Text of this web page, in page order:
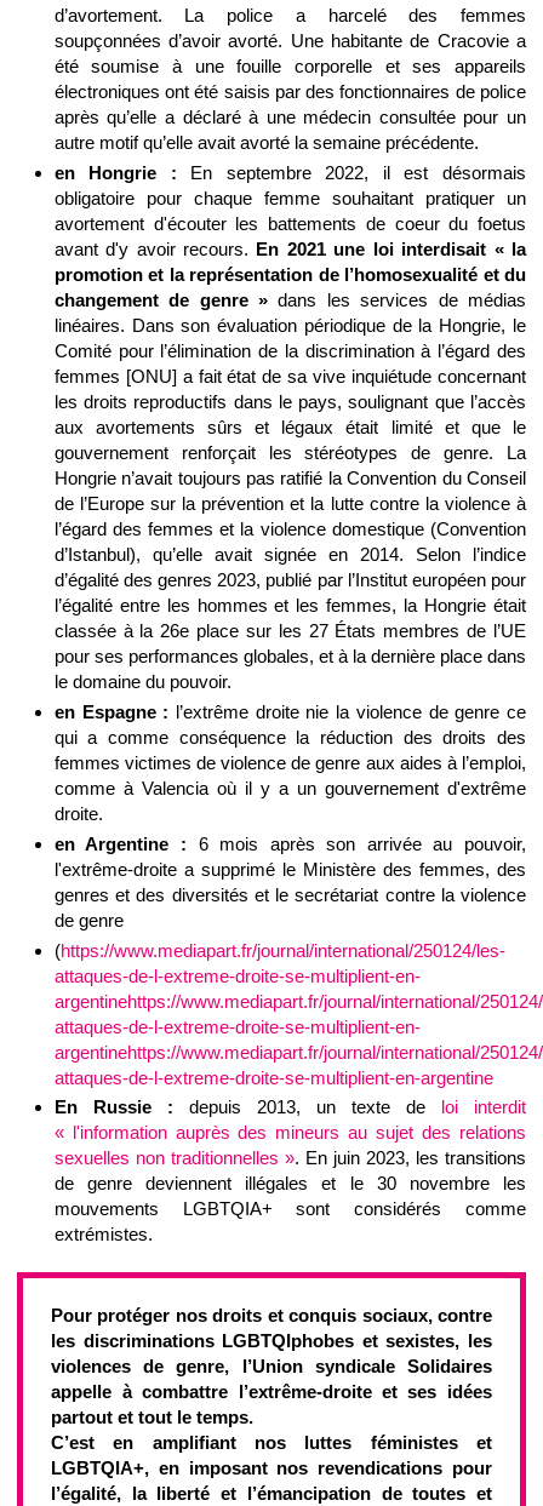
d’avortement. La police a harcelé des femmes
soupçonnées d’avoir avorté. Une habitante de Cracovie a
été soumise à une fouille corporelle et ses appareils
électroniques ont été saisis par des fonctionnaires de police
après qu’elle a déclaré à une médecin consultée pour un
autre motif qu’elle avait avorté la semaine précédente.
en Hongrie : En septembre 2022, il est désormais
obligatoire pour chaque femme souhaitant pratiquer un
avortement d'écouter les battements de coeur du foetus
avant d'y avoir recours. En 2021 une loi interdisait « la
promotion et la représentation de l’homosexualité et du
changement de genre » dans les services de médias
linéaires. Dans son évaluation périodique de la Hongrie, le
Comité pour l’élimination de la discrimination à l’égard des
femmes [ONU] a fait état de sa vive inquiétude concernant
les droits reproductifs dans le pays, soulignant que l’accès
aux avortements sûrs et légaux était limité et que le
gouvernement renforçait les stéréotypes de genre. La
Hongrie n’avait toujours pas ratifié la Convention du Conseil
de l’Europe sur la prévention et la lutte contre la violence à
l’égard des femmes et la violence domestique (Convention
d’Istanbul), qu’elle avait signée en 2014. Selon l’indice
d’égalité des genres 2023, publié par l’Institut européen pour
l’égalité entre les hommes et les femmes, la Hongrie était
classée à la 26e place sur les 27 États membres de l’UE
pour ses performances globales, et à la dernière place dans
le domaine du pouvoir.
en Espagne : l’extrême droite nie la violence de genre ce
qui a comme conséquence la réduction des droits des
femmes victimes de violence de genre aux aides à l’emploi,
comme à Valencia où il y a un gouvernement d'extrême
droite.
en Argentine : 6 mois après son arrivée au pouvoir,
l'extrême-droite a supprimé le Ministère des femmes, des
genres et des diversités et le secrétariat contre la violence
de genre
(https://www.mediapart.fr/journal/international/250124/les-
attaques-de-l-extreme-droite-se-multiplient-en-
argentinehttps://www.mediapart.fr/journal/international/
attaques-de-l-extreme-droite-se-multiplient-en-
argentinehttps://www.mediapart.fr/journal/international/
attaques-de-l-extreme-droite-se-multiplient-en-argentine
En Russie : depuis 2013, un texte de loi interdit
« l'information auprès des mineurs au sujet des relations
sexuelles non traditionnelles ». En juin 2023, les transitions
de genre deviennent illégales et le 30 novembre les
mouvements LGBTQIA+ sont considérés comme
extrémistes.
Pour protéger nos droits et conquis sociaux, contre
les discriminations LGBTQIphobes et sexistes, les
violences de genre, l’Union syndicale Solidaires
appelle à combattre l’extrême-droite et ses idées
partout et tout le temps.
C’est en amplifiant nos luttes féministes et
LGBTQIA+, en imposant nos revendications pour
l’égalité, la liberté et l’émancipation de toutes et